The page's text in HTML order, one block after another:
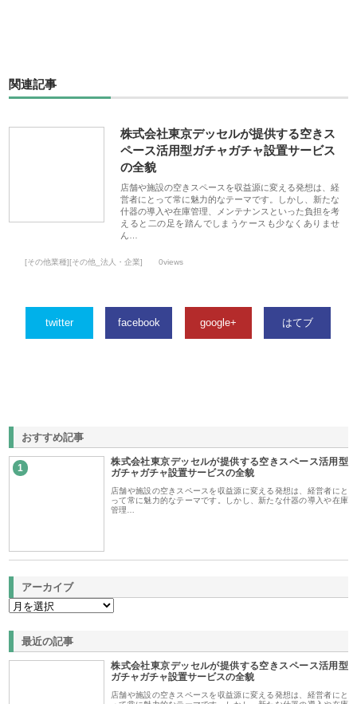
関連記事
株式会社東京デッセルが提供する空きス
ペース活用型ガチャガチャ設置サービス
の全貌
店舗や施設の空きスペースを収益源に変える発想は、経
営者にとって常に魅力的なテーマです。しかし、新たな
什器の導入や在庫管理、メンテナンスといった負担を考
えると二の足を踏んでしまうケースも少なくありませ
ん…
[その他業種][その他_法人・企業] 0views
twitter facebook google+ はてブ
おすすめ記事
1
株式会社東京デッセルが提供する空きスペース活用型
ガチャガチャ設置サービスの全貌
店舗や施設の空きスペースを収益源に変える発想は、経営者にと
って常に魅力的なテーマです。しかし、新たな什器の導入や在庫
管理…
アーカイブ
最近の記事
株式会社東京デッセルが提供する空きスペース活用型
ガチャガチャ設置サービスの全貌
店舗や施設の空きスペースを収益源に変える発想は、経営者にと